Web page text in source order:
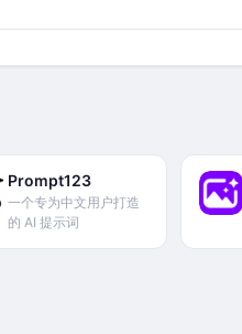
Prompt123
一个专为中文用户打造
的 AI 提示词